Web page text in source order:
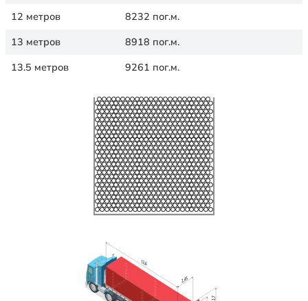
12 метров 8232 пог.м.
13 метров 8918 пог.м.
13.5 метров 9261 пог.м.